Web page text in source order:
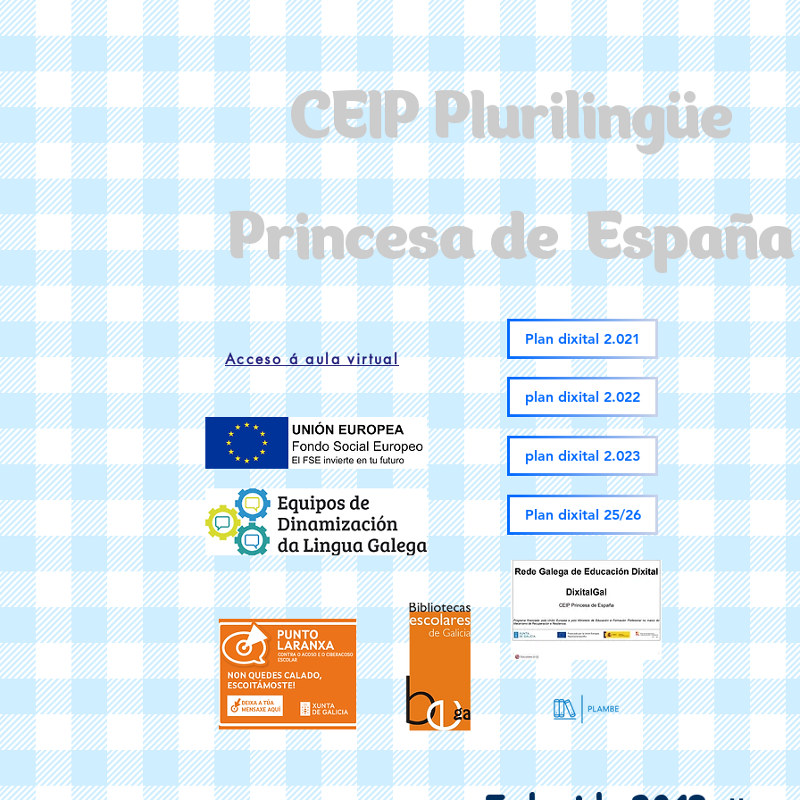
CEIP Plurilingüe
Princesa de España
Acceso á aula virtual
Plan dixital 2.021
plan dixital 2.022
plan dixital 2.023
Plan dixital 25/26